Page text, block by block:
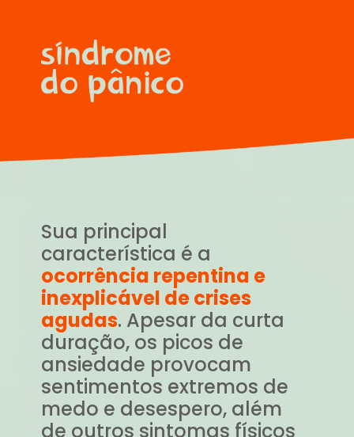
Sua principal
característica é a
ocorrência repentina e
inexplicável de crises
agudas. Apesar da curta
duração, os picos de
ansiedade provocam
sentimentos extremos de
medo e desespero, além
de outros sintomas físicos